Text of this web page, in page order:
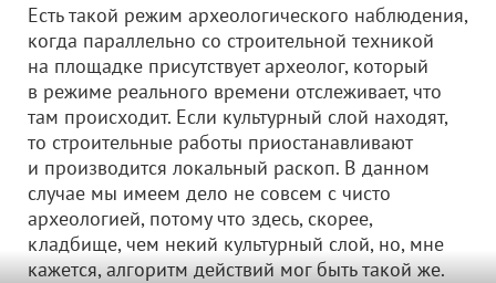
Есть такой режим археологического наблюдения,
когда параллельно со строительной техникой
на площадке присутствует археолог, который
в режиме реального времени отслеживает, что
там происходит. Если культурный слой находят,
то строительные работы приостанавливают
и производится локальный раскоп. В данном
случае мы имеем дело не совсем с чисто
археологией, потому что здесь, скорее,
кладбище, чем некий культурный слой, но, мне
кажется, алгоритм действий мог быть такой же.